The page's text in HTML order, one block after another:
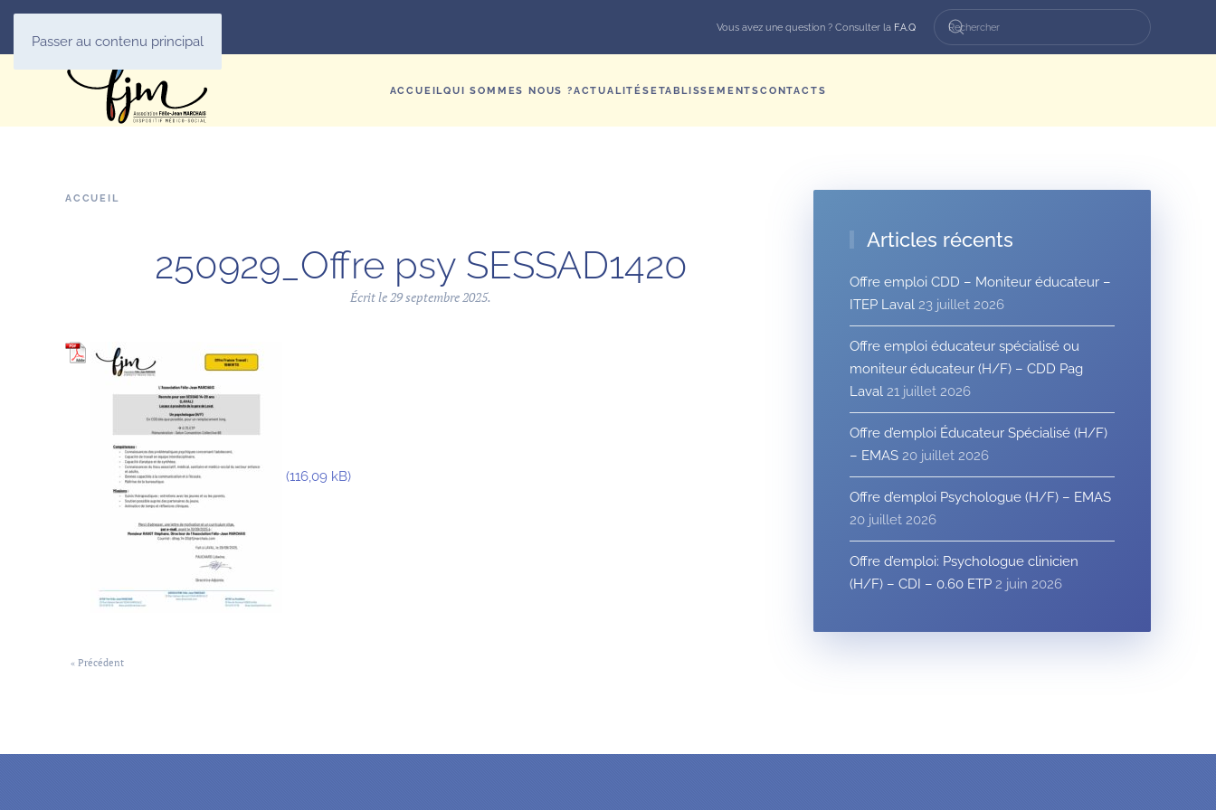
Passer au contenu principal
Vous avez une question ? Consulter la F.A.Q
ACCUEILQUI SOMMES NOUS ?ACTUALITÉSETABLISSEMENTSCONTACTS
ACCUEIL
250929_Offre psy SESSAD1420
Écrit le29 septembre 2025.
« Précédent
Articles récents
Offre emploi CDD – Moniteur éducateur –
ITEP Laval 23 juillet 2026
Offre emploi éducateur spécialisé ou
moniteur éducateur (H/F) – CDD Pag
Laval 21 juillet 2026
Offre d’emploi Éducateur Spécialisé (H/F)
– EMAS 20 juillet 2026
Offre d’emploi Psychologue (H/F) – EMAS
20 juillet 2026
Offre d’emploi: Psychologue clinicien
(H/F) – CDI – 0.60 ETP 2 juin 2026